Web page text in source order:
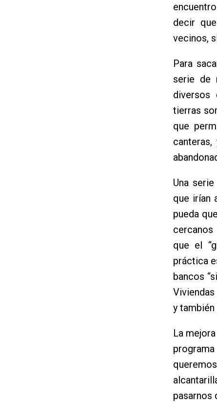
decir
vecinos,
Para
serie de
diversos
tierras
que
Una
que irían
pueda
que el
práctica
bancos
y también
La
pasarnos